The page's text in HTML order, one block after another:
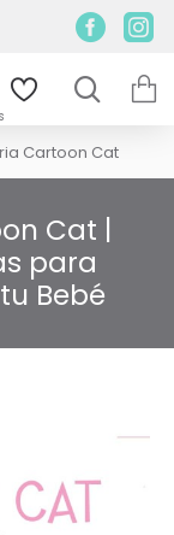
Cartoon Cat
Cat |
para
Bebé